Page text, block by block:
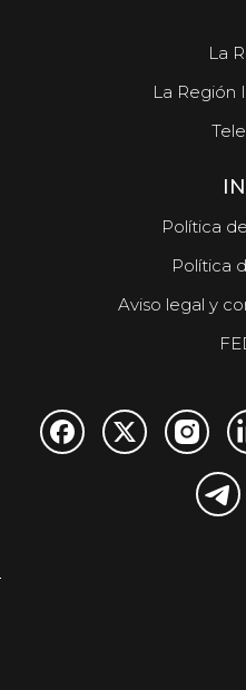
La
La Región
Política
Política
Aviso legal y